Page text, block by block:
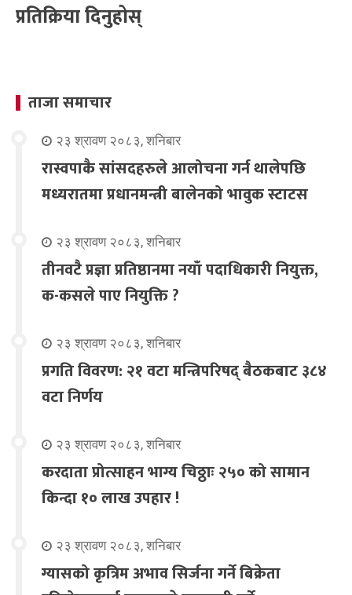
प्रतिक्रिया दिनुहोस्
ताजा समाचार
२३ श्रावण २०८३, शनिबार
रास्वपाकै सांसदहरुले आलोचना गर्न थालेपछि
मध्यरातमा प्रधानमन्त्री बालेनको भावुक स्टाटस
२३ श्रावण २०८३, शनिबार
तीनवटै प्रज्ञा प्रतिष्ठानमा नयाँ पदाधिकारी नियुक्त,
क-कसले पाए नियुक्ति ?
२३ श्रावण २०८३, शनिबार
प्रगति विवरण: २१ वटा मन्त्रिपरिषद् बैठकबाट ३८४
वटा निर्णय
२३ श्रावण २०८३, शनिबार
करदाता प्रोत्साहन भाग्य चिठ्ठाः २५० को सामान
किन्दा १० लाख उपहार !
२३ श्रावण २०८३, शनिबार
ग्यासको कृत्रिम अभाव सिर्जना गर्ने बिक्रेता